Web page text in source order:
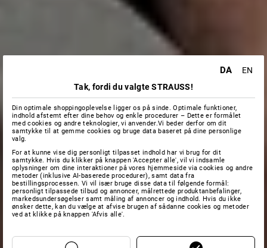
DA
EN
Tak, fordi du valgte STRAUSS!
Din optimale shoppingoplevelse ligger os på sinde. Optimale funktioner,
indhold afstemt efter dine behov og enkle procedurer – Dette er formålet
med cookies og andre teknologier, vi anvender.Vi beder derfor om dit
samtykke til at gemme cookies og bruge data baseret på dine personlige
valg.
For at kunne vise dig personligt tilpasset indhold har vi brug for dit
samtykke. Hvis du klikker på knappen 'Accepter alle', vil vi indsamle
oplysninger om dine interaktioner på vores hjemmeside via cookies og andre
metoder (inklusive AI-baserede procedurer), samt data fra
bestillingsprocessen. Vi vil især bruge disse data til følgende formål:
personligt tilpassede tilbud og annoncer, målrettede produktanbefalinger,
markedsundersøgelser samt måling af annoncer og indhold. Hvis du ikke
ønsker dette, kan du vælge at afvise brugen af sådanne cookies og metoder
ved at klikke på knappen 'Afvis alle'.